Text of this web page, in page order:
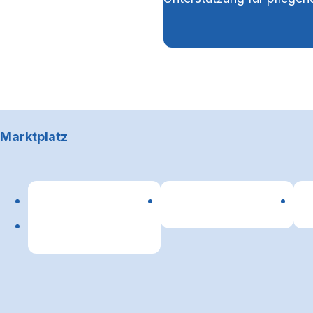
Marktplatz